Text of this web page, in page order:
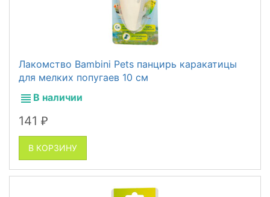
Лакомство Bambini Pets панцирь каракатицы
для мелких попугаев 10 см
В наличии
141 ₽
В КОРЗИНУ